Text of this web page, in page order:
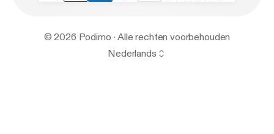
© 2026 Podimo · Alle rechten voorbehouden
Nederlands